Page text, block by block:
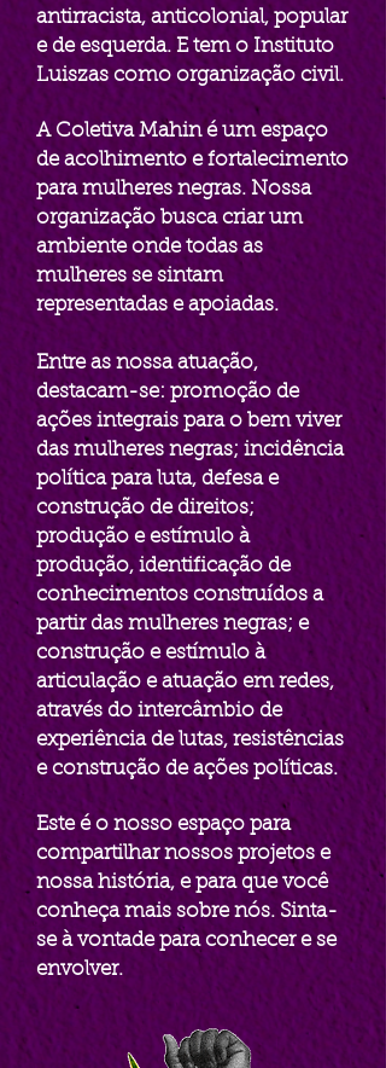
antirracista, anticolonial, popular
e de esquerda. E tem o Instituto
Luiszas como organização civil.
A Coletiva Mahin é um espaço
de acolhimento e fortalecimento
para mulheres negras. Nossa
organização busca criar um
ambiente onde todas as
mulheres se sintam
representadas e apoiadas.
Entre as nossa atuação,
destacam-se: promoção de
ações integrais para o bem viver
das mulheres negras; incidência
política para luta, defesa e
construção de direitos;
produção e estímulo à
produção, identificação de
conhecimentos construídos a
partir das mulheres negras; e
construção e estímulo à
articulação e atuação em redes,
através do intercâmbio de
experiência de lutas, resistências
e construção de ações políticas.
Este é o nosso espaço para
compartilhar nossos projetos e
nossa história, e para que você
conheça mais sobre nós. Sinta-
se à vontade para conhecer e se
envolver.